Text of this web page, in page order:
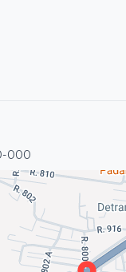
000